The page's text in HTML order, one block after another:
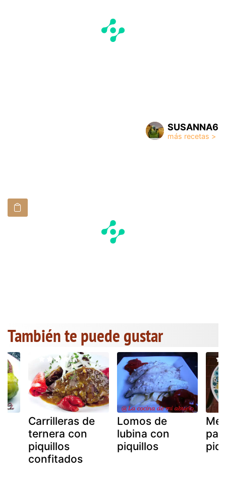
SUSANNA6
También te puede gustar
Carrilleras de
ternera con
piquillos
confitados
Lomos de
lubina con
piquillos